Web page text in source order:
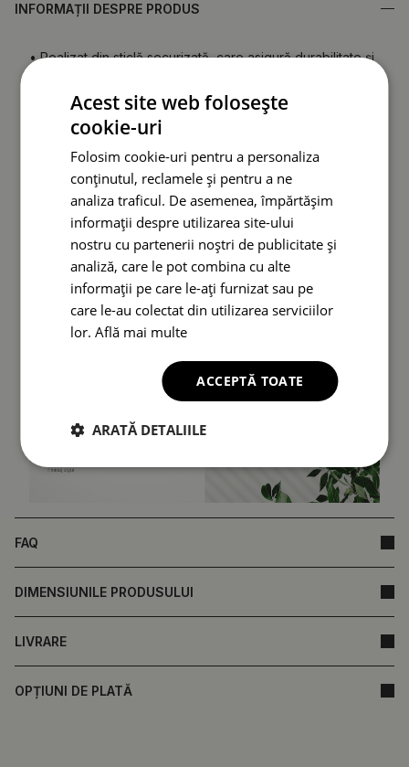
INFORMAȚII DESPRE PRODUS
• Realizat din sticlă securizată, care asigură durabilitate și
Oglindă fabricată în Polonia.
• Garanție de la producător.
• Timp de livrare rapid.
Spatele oglinzii (folie de protecție) poate diferi ca
culoare față de cea prezentată în ofertă.Acest lucru nu
afectează calitatea produsului și nu constituie motiv
de reclamație.
FAQ
DIMENSIUNILE PRODUSULUI
LIVRARE
OPȚIUNI DE PLATĂ
Acest site web folosește
cookie-uri
Folosim cookie-uri pentru a personaliza
conținutul, reclamele și pentru a ne
analiza traficul. De asemenea, împărtășim
informații despre utilizarea site-ului
nostru cu partenerii noștri de publicitate și
analiză, care le pot combina cu alte
informații pe care le-ați furnizat sau pe
care le-au colectat din utilizarea serviciilor
lor.Află mai multe
ACCEPTĂ TOATE
ARATĂ DETALIILE